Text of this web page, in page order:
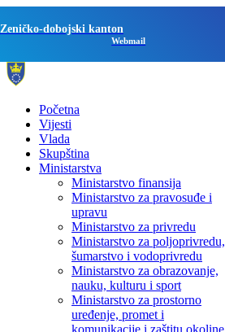
Zeničko-dobojski kanton
Webmail
Početna
Vijesti
Vlada
Skupština
Ministarstva
Ministarstvo finansija
Ministarstvo za pravosuđe i
upravu
Ministarstvo za privredu
Ministarstvo za poljoprivredu,
šumarstvo i vodoprivredu
Ministarstvo za obrazovanje,
nauku, kulturu i sport
Ministarstvo za prostorno
uređenje, promet i
komunikacije i zaštitu okoline